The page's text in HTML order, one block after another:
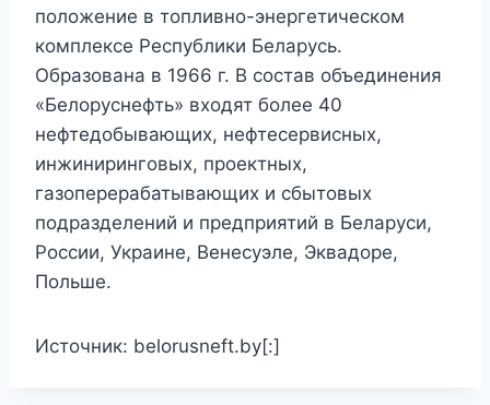
положение в топливно-энергетическом
комплексе Республики Беларусь.
Образована в 1966 г. В состав объединения
«Белоруснефть» входят более 40
нефтедобывающих, нефтесервисных,
инжиниринговых, проектных,
газоперерабатывающих и сбытовых
подразделений и предприятий в Беларуси,
России, Украине, Венесуэле, Эквадоре,
Польше.
Источник: belorusneft.by[:]